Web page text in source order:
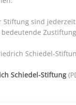
sind
Schiedel-
Schiedel-Stiftung